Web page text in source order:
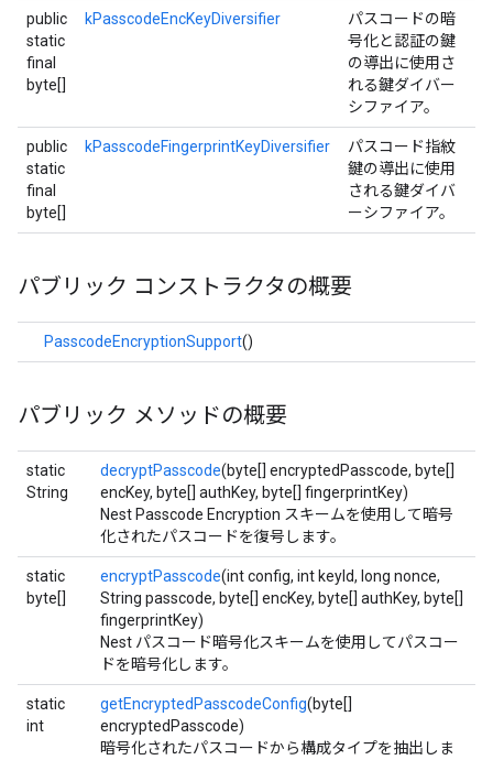
public
static
final
byte[]
kPasscodeEncKeyDiversifier
パスコードの暗
号化と認証の鍵
の導出に使用さ
れる鍵ダイバー
シファイア。
public
static
final
byte[]
kPasscodeFingerprintKeyDiversifier
パスコード指紋
鍵の導出に使用
される鍵ダイバ
ーシファイア。
パブリック コンストラクタの概要
PasscodeEncryptionSupport()
パブリック メソッドの概要
static
String
decryptPasscode(byte[] encryptedPasscode, byte[]
encKey, byte[] authKey, byte[] fingerprintKey)
Nest Passcode Encryption スキームを使用して暗号
化されたパスコードを復号します。
static
byte[]
encryptPasscode(int config, int keyId, long nonce,
String passcode, byte[] encKey, byte[] authKey, byte[]
fingerprintKey)
Nest パスコード暗号化スキームを使用してパスコー
ドを暗号化します。
static
int
getEncryptedPasscodeConfig(byte[]
encryptedPasscode)
暗号化されたパスコードから構成タイプを抽出しま